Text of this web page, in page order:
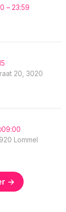
– 23:59
20, 3020
09:00
Lommel
→